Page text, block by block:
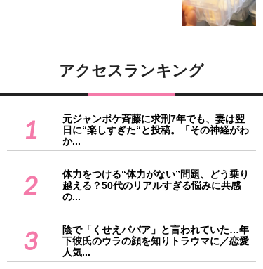
アクセスランキング
1
元ジャンポケ斉藤に求刑7年でも、妻は翌
日に“楽しすぎた“と投稿。「その神経がわ
か...
2
体力をつける“体力がない”問題、どう乗り
越える？50代のリアルすぎる悩みに共感
の...
3
陰で「くせえババア」と言われていた…年
下彼氏のウラの顔を知りトラウマに／恋愛
人気...